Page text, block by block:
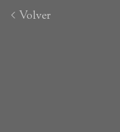
Volver